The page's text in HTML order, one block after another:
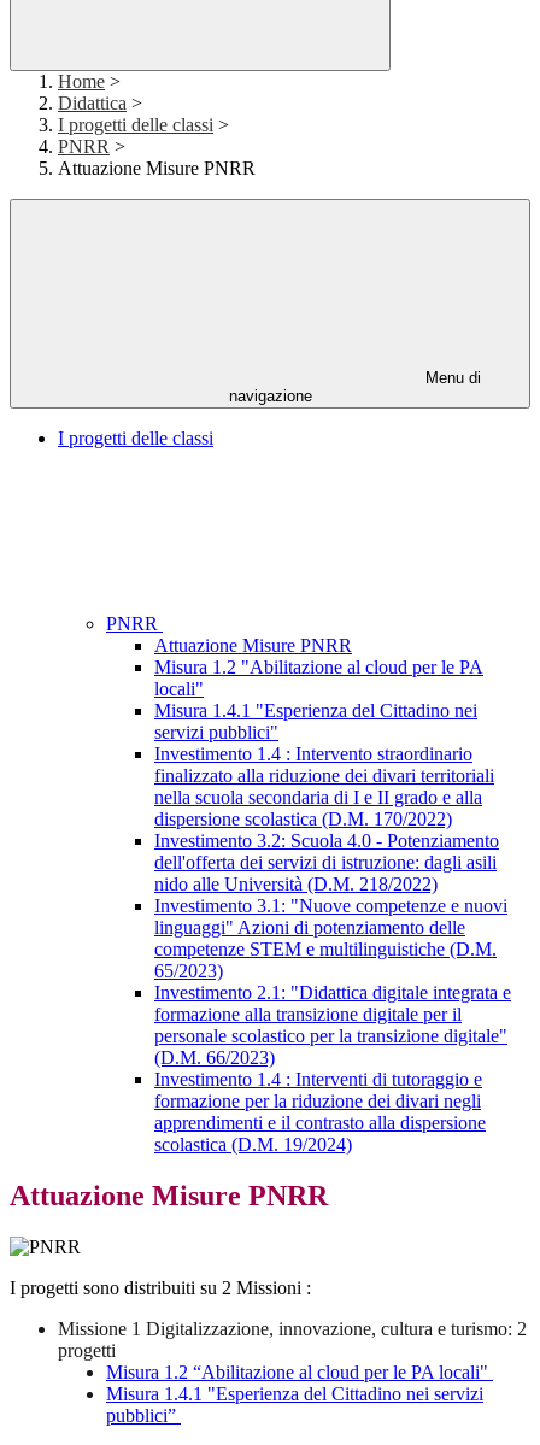
Home >
Didattica >
I progetti delle classi >
PNRR >
Attuazione Misure PNRR
Menu di
navigazione
I progetti delle classi
PNRR
Attuazione Misure PNRR
Misura 1.2 "Abilitazione al cloud per le PA
locali"
Misura 1.4.1 "Esperienza del Cittadino nei
servizi pubblici"
Investimento 1.4 : Intervento straordinario
finalizzato alla riduzione dei divari territoriali
nella scuola secondaria di I e II grado e alla
dispersione scolastica (D.M. 170/2022)
Investimento 3.2: Scuola 4.0 - Potenziamento
dell'offerta dei servizi di istruzione: dagli asili
nido alle Università (D.M. 218/2022)
Investimento 3.1: "Nuove competenze e nuovi
linguaggi" Azioni di potenziamento delle
competenze STEM e multilinguistiche (D.M.
65/2023)
Investimento 2.1: "Didattica digitale integrata e
formazione alla transizione digitale per il
personale scolastico per la transizione digitale"
(D.M. 66/2023)
Investimento 1.4 : Interventi di tutoraggio e
formazione per la riduzione dei divari negli
apprendimenti e il contrasto alla dispersione
scolastica (D.M. 19/2024)
Attuazione Misure PNRR
I progetti sono distribuiti su 2 Missioni :
Missione 1 Digitalizzazione, innovazione, cultura e turismo: 2
progetti
Misura 1.2 “Abilitazione al cloud per le PA locali"
Misura 1.4.1 "Esperienza del Cittadino nei servizi
pubblici”